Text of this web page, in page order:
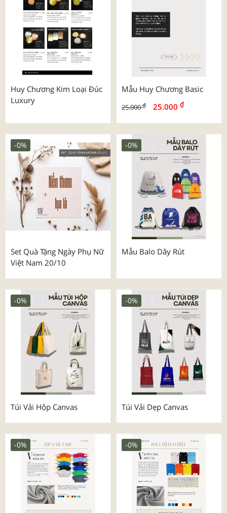
Huy Chương Kim Loại Đúc
Luxury
Mẫu Huy Chương Basic
25.000₫ 25.000 ₫
Set Quà Tặng Ngày Phụ Nữ
Việt Nam 20/10
-0%
Mẫu Balo Dây Rút
-0%
Túi Vải Hộp Canvas
-0%
Túi Vải Dẹp Canvas
-0%
-0% -0%